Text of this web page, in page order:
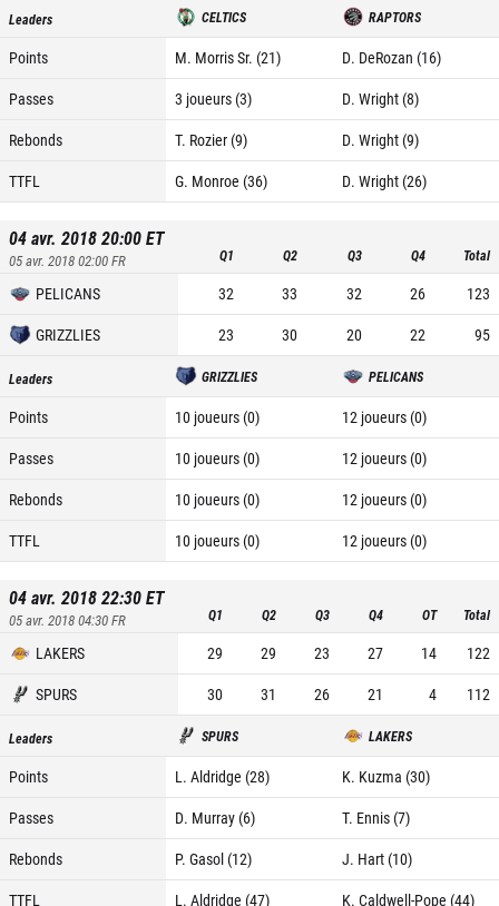
Leaders CELTICS RAPTORS
Points M. Morris Sr. (21)
D. DeRozan (16)
Passes
3 joueurs (3)
D. Wright (8)
Rebonds
T. Rozier (9)
D. Wright (9)
TTFL
G. Monroe (36) D. Wright (26)
04 avr. 2018 20:00ET
05 avr. 2018 02:00FR Q1 Q2 Q3 Q4 Total
PELICANS 32 33 32 26
123
GRIZZLIES
23 30 20 22 95
Leaders GRIZZLIES PELICANS
Points 10 joueurs (0)
12 joueurs (0)
Passes
10 joueurs (0)
12 joueurs (0)
Rebonds
10 joueurs (0)
12 joueurs (0)
TTFL
10 joueurs (0) 12 joueurs (0)
04 avr. 2018 22:30ET
05 avr. 2018 04:30FR Q1 Q2 Q3 Q4 OT Total
LAKERS 29 29 23 27 14
122
SPURS
30 31 26 21 4 112
Leaders SPURS LAKERS
Points L. Aldridge (28)
K. Kuzma (30)
Passes
D. Murray (6)
T. Ennis (7)
Rebonds
P. Gasol (12)
J. Hart (10)
TTFL
L. Aldridge (47) K. Caldwell-Pope (44)